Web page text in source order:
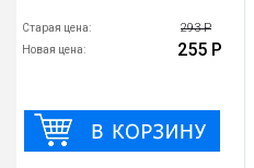
Старая цена: 293 Р
Новая цена: 255 Р